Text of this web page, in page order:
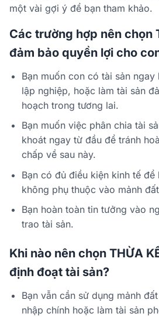
một vài gợi ý để bạn tham khảo.
Các trường hợp nên chọn
đảm bảo quyền lợi cho
Bạn muốn con có tài sản
lập nghiệp, hoặc làm tài sản
hoạch trong tương lai.
Bạn muốn việc phân chia tài
khoát ngay từ đầu để tránh
chấp về sau này.
Bạn có đủ điều kiện kinh tế
không phụ thuộc vào mảnh
Bạn hoàn toàn tin tưởng vào
trao tài sản.
Khi nào nên chọn THỪA
định đoạt tài sản?
Bạn vẫn cần sử dụng mảnh
nhập chính hoặc làm tài sản